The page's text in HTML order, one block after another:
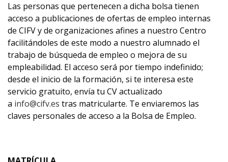
Las personas que pertenecen a dicha bolsa tienen
acceso a publicaciones de ofertas de empleo internas
de CIFV y de organizaciones afines a nuestro Centro
facilitándoles de este modo a nuestro alumnado el
trabajo de búsqueda de empleo o mejora de su
empleabilidad. El acceso será por tiempo indefinido;
desde el inicio de la formación, si te interesa este
servicio gratuito, envía tu CV actualizado
a info@cifv.es tras matricularte. Te enviaremos las
claves personales de acceso a la Bolsa de Empleo.